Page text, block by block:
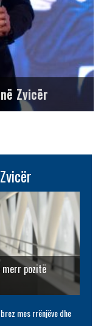
Zvicër
merr pozitë
mes rrënjëve dhe